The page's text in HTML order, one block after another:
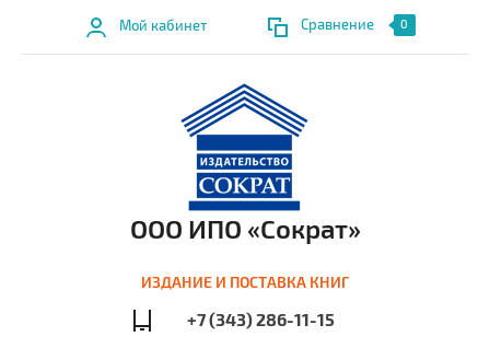
Мой кабинет Сравнение 0
ООО ИПО «Сократ»
ИЗДАНИЕ И ПОСТАВКА КНИГ
+7 (343) 286-11-15